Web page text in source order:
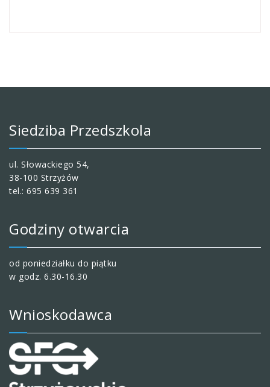
Siedziba Przedszkola
ul. Słowackiego 54,
38-100 Strzyżów
tel.: 695 639 361
Godziny otwarcia
od poniedziałku do piątku
w godz. 6.30-16.30
Wnioskodawca